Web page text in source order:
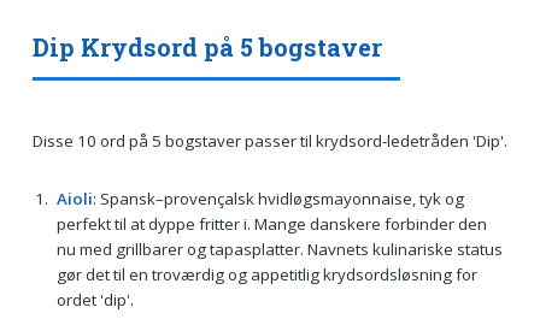
Dip Krydsord på 5 bogstaver
Disse 10 ord på 5 bogstaver passer til krydsord-ledetråden 'Dip'.
Aioli: Spansk–provençalsk hvidløgsmayonnaise, tyk og
perfekt til at dyppe fritter i. Mange danskere forbinder den
nu med grillbarer og tapasplatter. Navnets kulinariske status
gør det til en troværdig og appetitlig krydsordsløsning for
ordet 'dip'.